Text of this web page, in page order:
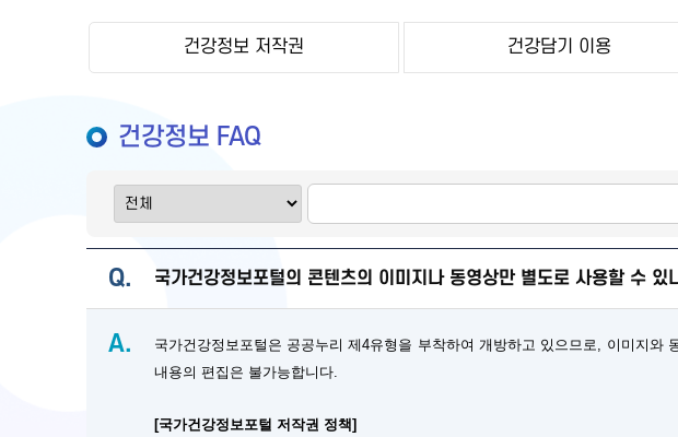
건강정보 저작권 건강담기 이용
건강정보 FAQ
Q. 국가건강정보포털의 콘텐츠의 이미지나 동영상만 별도로 사용할 수 있
A.
국가건강정보포털은 공공누리 제4유형을 부착하여 개방하고 있으므로, 이미지
내용의 편집은 불가능합니다.
[국가건강정보포털 저작권 정책]